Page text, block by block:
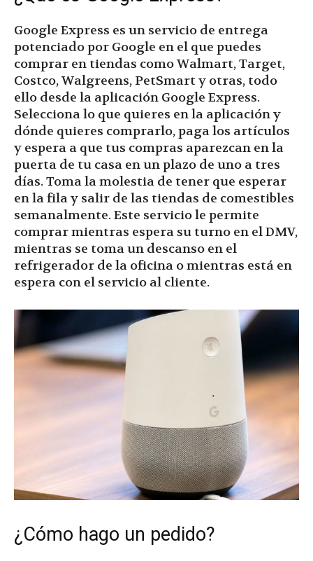
Google Express es un servicio de entrega
potenciado por Google en el que puedes
comprar en tiendas como Walmart, Target,
Costco, Walgreens, PetSmart y otras, todo
ello desde la aplicación Google Express.
Selecciona lo que quieres en la aplicación y
dónde quieres comprarlo, paga los artículos
y espera a que tus compras aparezcan en la
puerta de tu casa en un plazo de uno a tres
días. Toma la molestia de tener que esperar
en la fila y salir de las tiendas de comestibles
semanalmente. Este servicio le permite
comprar mientras espera su turno en el DMV,
mientras se toma un descanso en el
refrigerador de la oficina o mientras está en
espera con el servicio al cliente.
¿Cómo hago un pedido?